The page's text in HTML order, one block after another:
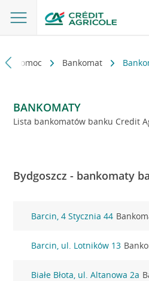
i pomoc Bankomat
BANKOMATY
Lista bankomatów banku Credit
Bydgoszcz - bankomaty
Barcin, 4 Stycznia 44
Barcin, ul. Lotników 13
Białe Błota, ul. Altanowa 2a